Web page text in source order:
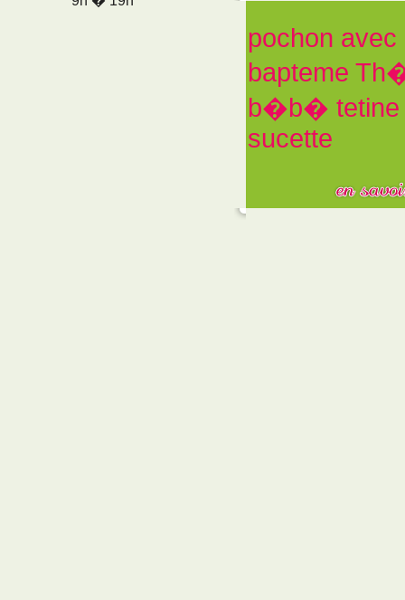
pochon avec
bapteme
b�b� tetine
sucette